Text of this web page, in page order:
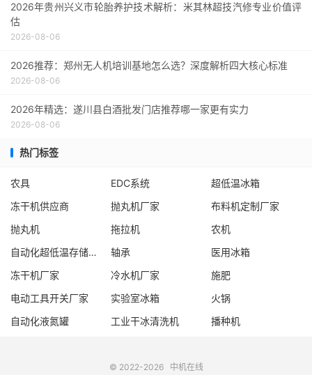
2026年贵州兴义市轮胎养护技术解析：米其林超技汽修专业价值评
估
2026-08-06
2026推荐：郑州无人机培训基地怎么选？深度解析四大核心标准
2026-08-06
2026年精选：遂川县白酒批发门店推荐哪一家更有实力
2026-08-06
热门标签
农具 EDC系统
超低温冰箱
冻干机供应商
抛丸机厂家
布料机定制厂家
抛丸机
拖拉机
农机
自动化超低温存储系统厂家
轴承
医用冰箱
冻干机厂家
冷水机厂家
施肥
电动工具开关厂家
实验室冰箱
火锅
自动化液氮罐
工业干冰清洗机 播种机
© 2022-2026 中机在线